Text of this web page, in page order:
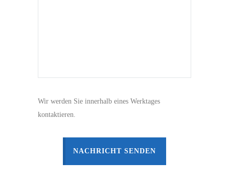
Wir werden Sie innerhalb eines Werktages
kontaktieren.
NACHRICHT SENDEN